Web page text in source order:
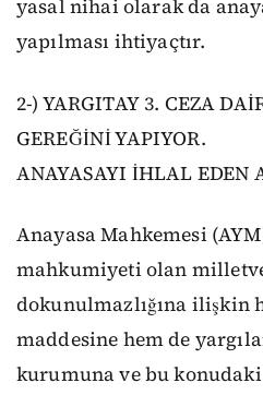
yasal nihai olarak da
yapılması ihtiyaçtır.
2-) YARGITAY 3. CEZA
GEREĞİNİ YAPIYOR.
ANAYASAYI İHLAL EDEN
Anayasa Mahkemesi
mahkumiyeti olan
dokunulmazlığına ilişkin
maddesine hem de
kurumuna ve bu